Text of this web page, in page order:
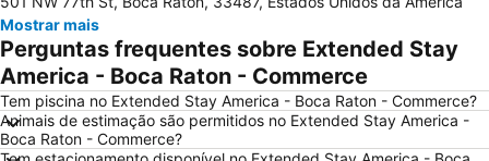
The Fort Lauderdale Ghost Tours
Mostrar mais
Perguntas frequentes sobre Extended Stay
America - Boca Raton - Commerce
Tem piscina no Extended Stay America - Boca Raton - Commerce?
Animais de estimação são permitidos no Extended Stay America -
Boca Raton - Commerce?